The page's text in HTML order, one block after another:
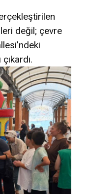
değil; çevre